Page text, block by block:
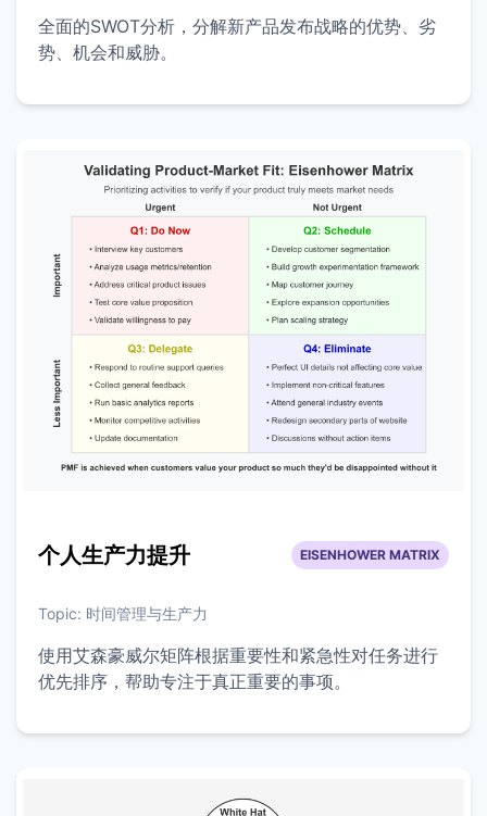
全面的SWOT分析，分解新产品发布战略的优势、劣
势、机会和威胁。
个人生产力提升 EISENHOWER MATRIX
Topic: 时间管理与生产力
使用艾森豪威尔矩阵根据重要性和紧急性对任务进行
优先排序，帮助专注于真正重要的事项。